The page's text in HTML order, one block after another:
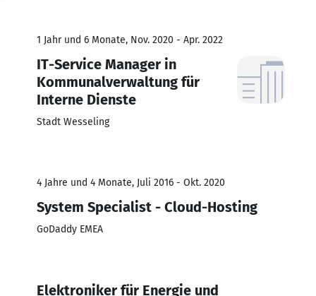
1 Jahr und 6 Monate, Nov. 2020 - Apr. 2022
IT-Service Manager in
Kommunalverwaltung für
Interne Dienste
Stadt Wesseling
4 Jahre und 4 Monate, Juli 2016 - Okt. 2020
System Specialist - Cloud-Hosting
GoDaddy EMEA
Elektroniker für Energie und